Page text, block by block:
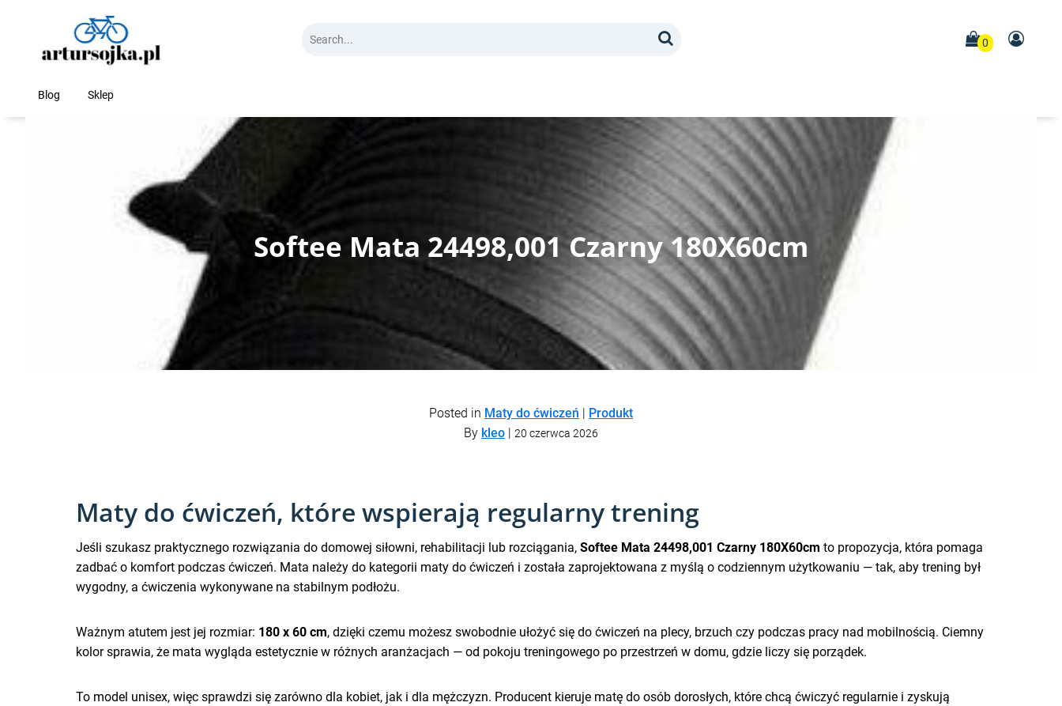
0
Blog Sklep
Softee Mata 24498,001 Czarny 180X60cm
Posted in Maty do ćwiczeń | Produkt
By kleo | 20 czerwca 2026
Maty do ćwiczeń, które wspierają regularny trening
Jeśli szukasz praktycznego rozwiązania do domowej siłowni, rehabilitacji lub rozciągania, Softee Mata 24498,001 Czarny 180X60cm to propozycja, która pomaga
zadbać o komfort podczas ćwiczeń. Mata należy do kategorii maty do ćwiczeń i została zaprojektowana z myślą o codziennym użytkowaniu — tak, aby trening był
wygodny, a ćwiczenia wykonywane na stabilnym podłożu.
Ważnym atutem jest jej rozmiar: 180 x 60 cm, dzięki czemu możesz swobodnie ułożyć się do ćwiczeń na plecy, brzuch czy podczas pracy nad mobilnością. Ciemny
kolor sprawia, że mata wygląda estetycznie w różnych aranżacjach — od pokoju treningowego po przestrzeń w domu, gdzie liczy się porządek.
To model unisex, więc sprawdzi się zarówno dla kobiet, jak i dla mężczyzn. Producent kieruje matę do osób dorosłych, które chcą ćwiczyć regularnie i zyskują